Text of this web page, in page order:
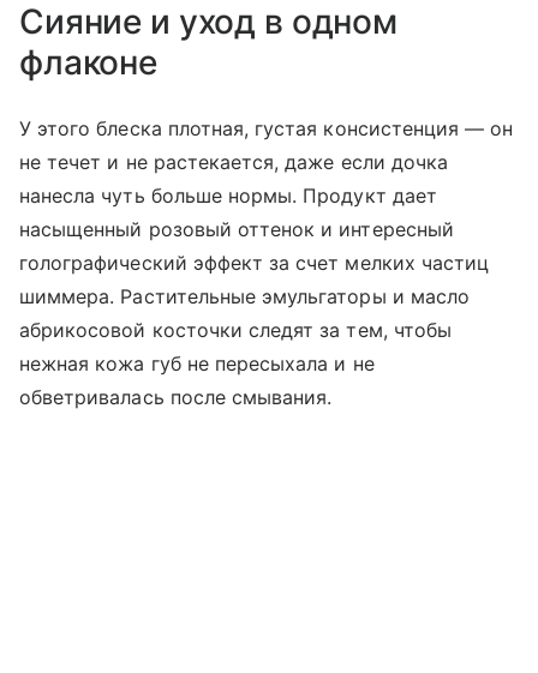
Сияние и уход в одном
флаконе
У этого блеска плотная, густая консистенция — он
не течет и не растекается, даже если дочка
нанесла чуть больше нормы. Продукт дает
насыщенный розовый оттенок и интересный
голографический эффект за счет мелких частиц
шиммера. Растительные эмульгаторы и масло
абрикосовой косточки следят за тем, чтобы
нежная кожа губ не пересыхала и не
обветривалась после смывания.